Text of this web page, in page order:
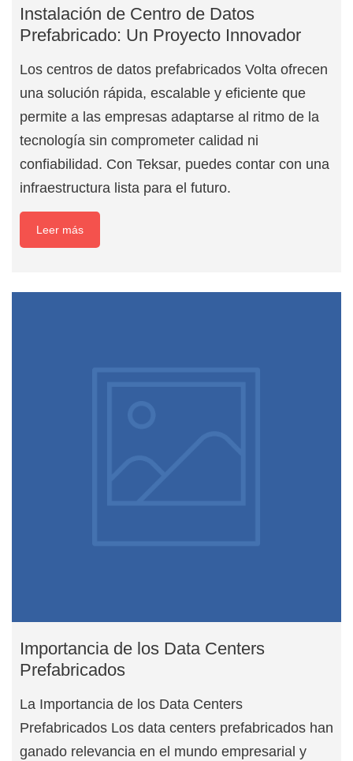
Instalación de Centro de Datos
Prefabricado: Un Proyecto Innovador
Los centros de datos prefabricados Volta ofrecen
una solución rápida, escalable y eficiente que
permite a las empresas adaptarse al ritmo de la
tecnología sin comprometer calidad ni
confiabilidad. Con Teksar, puedes contar con una
infraestructura lista para el futuro.
Leer más
Importancia de los Data Centers
Prefabricados
La Importancia de los Data Centers
Prefabricados Los data centers prefabricados han
ganado relevancia en el mundo empresarial y